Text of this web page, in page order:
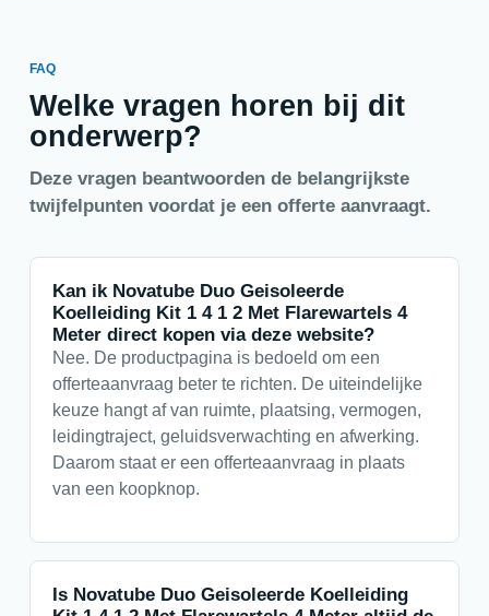
FAQ
Welke vragen horen bij dit
onderwerp?
Deze vragen beantwoorden de belangrijkste
twijfelpunten voordat je een offerte aanvraagt.
Kan ik Novatube Duo Geisoleerde
Koelleiding Kit 1 4 1 2 Met Flarewartels 4
Meter direct kopen via deze website?
Nee. De productpagina is bedoeld om een
offerteaanvraag beter te richten. De uiteindelijke
keuze hangt af van ruimte, plaatsing, vermogen,
leidingtraject, geluidsverwachting en afwerking.
Daarom staat er een offerteaanvraag in plaats
van een koopknop.
Is Novatube Duo Geisoleerde Koelleiding